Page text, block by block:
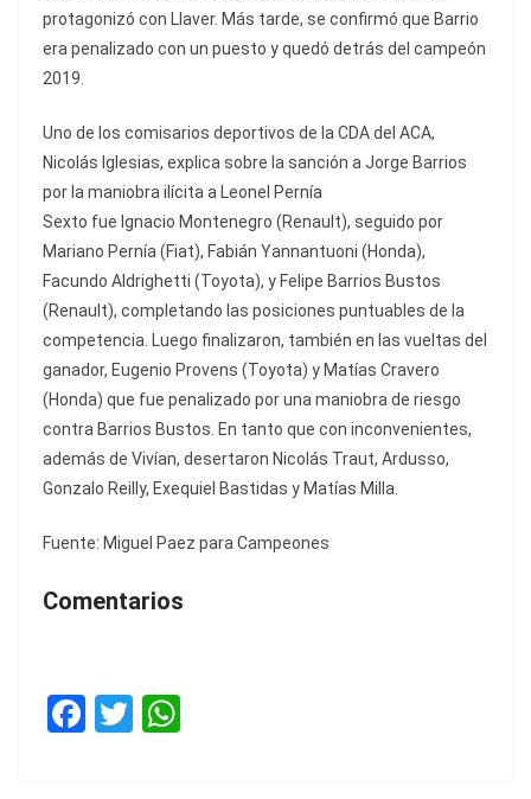
protagonizó con Llaver. Más tarde, se confirmó que Barrio
era penalizado con un puesto y quedó detrás del campeón
2019.
Uno de los comisarios deportivos de la CDA del ACA,
Nicolás Iglesias, explica sobre la sanción a Jorge Barrios
por la maniobra ilícita a Leonel Pernía
Sexto fue Ignacio Montenegro (Renault), seguido por
Mariano Pernía (Fiat), Fabián Yannantuoni (Honda),
Facundo Aldrighetti (Toyota), y Felipe Barrios Bustos
(Renault), completando las posiciones puntuables de la
competencia. Luego finalizaron, también en las vueltas del
ganador, Eugenio Provens (Toyota) y Matías Cravero
(Honda) que fue penalizado por una maniobra de riesgo
contra Barrios Bustos. En tanto que con inconvenientes,
además de Vivían, desertaron Nicolás Traut, Ardusso,
Gonzalo Reilly, Exequiel Bastidas y Matías Milla.
Fuente: Miguel Paez para Campeones
Comentarios
F T